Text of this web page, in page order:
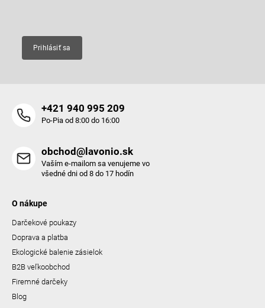
Prihlásiť sa
+421 940 995 209
Po-Pia od 8:00 do 16:00
obchod@lavonio.sk
Vaším e-mailom sa venujeme vo
všedné dni od 8 do 17 hodín
O nákupe
Darčekové poukazy
Doprava a platba
Ekologické balenie zásielok
B2B veľkoobchod
Firemné darčeky
Blog